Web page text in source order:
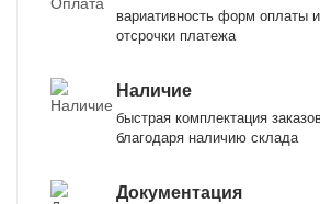
вариативность форм оплаты
отсрочки платежа
Наличие
быстрая комплектация
благодаря наличию склада
Документация